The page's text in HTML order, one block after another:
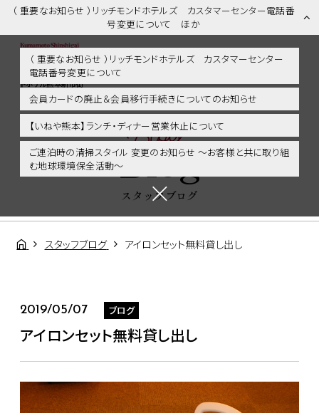
（ 重要なお知らせ ）リッチモンドホテルズ カスタマーセンター電話番
号変更について ほか
（ 重要なお知らせ ）リッチモンドホテルズ カスタマーセンター
電話番号変更について
会員カードの廃止＆会員移行手続きについてのお知らせ
【いねや熊本】ランチ・ディナー営業休止について
ご連泊時の清掃スタイル 変更のお知らせ ～お客様と共に取り組
む地球環境保全活動～
スタッフブログ | 熊本市内・新市街・熊本城に好アクセス！リッチモン
ドホテル熊本新市街
Blog
Blog
スタッフブログ
スタッフブログ アイロンセット無料貸し出し
2019/05/07 ブログ
アイロンセット無料貸し出し